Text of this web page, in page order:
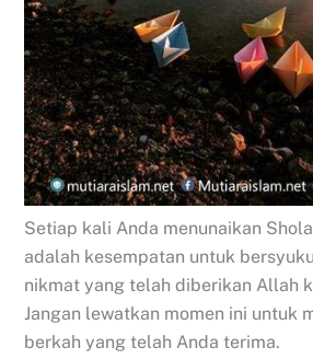
Setiap kali Anda menunaikan
adalah kesempatan untuk
nikmat yang telah diberikan Allah
Jangan lewatkan momen ini untuk
berkah yang telah Anda terima.